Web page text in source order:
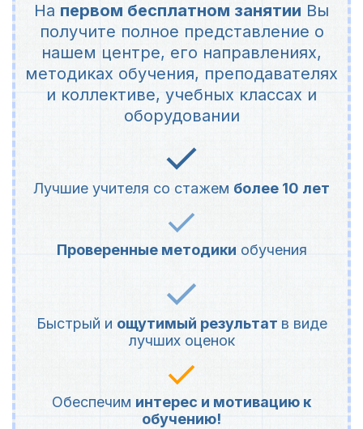
На первом бесплатном занятии Вы
получите полное представление о
нашем центре, его направлениях,
методиках обучения, преподавателях
и коллективе, учебных классах и
оборудовании
Лучшие учителя со стажем более 10 лет
Проверенные методики обучения
Быстрый и ощутимый результат в виде
лучших оценок
Обеспечим интерес и мотивацию к
обучению!